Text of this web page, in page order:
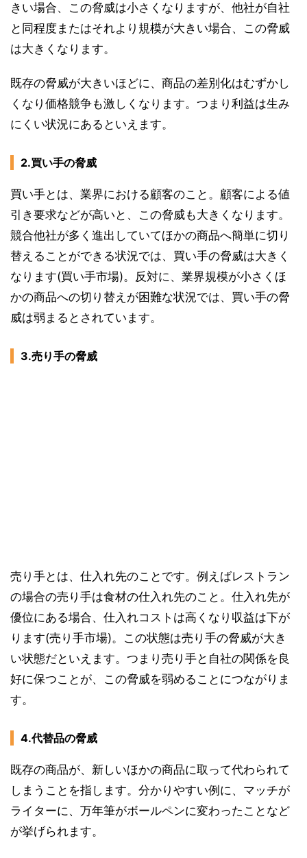
きい場合、この脅威は小さくなりますが、他社が自社
と同程度またはそれより規模が大きい場合、この脅威
は大きくなります。
既存の脅威が大きいほどに、商品の差別化はむずかし
くなり価格競争も激しくなります。つまり利益は生み
にくい状況にあるといえます。
2.買い手の脅威
買い手とは、業界における顧客のこと。顧客による値
引き要求などが高いと、この脅威も大きくなります。
競合他社が多く進出していてほかの商品へ簡単に切り
替えることができる状況では、買い手の脅威は大きく
なります(買い手市場)。反対に、業界規模が小さくほ
かの商品への切り替えが困難な状況では、買い手の脅
威は弱まるとされています。
3.売り手の脅威
売り手とは、仕入れ先のことです。例えばレストラン
の場合の売り手は食材の仕入れ先のこと。仕入れ先が
優位にある場合、仕入れコストは高くなり収益は下が
ります(売り手市場)。この状態は売り手の脅威が大き
い状態だといえます。つまり売り手と自社の関係を良
好に保つことが、この脅威を弱めることにつながりま
す。
4.代替品の脅威
既存の商品が、新しいほかの商品に取って代わられて
しまうことを指します。分かりやすい例に、マッチが
ライターに、万年筆がボールペンに変わったことなど
が挙げられます。